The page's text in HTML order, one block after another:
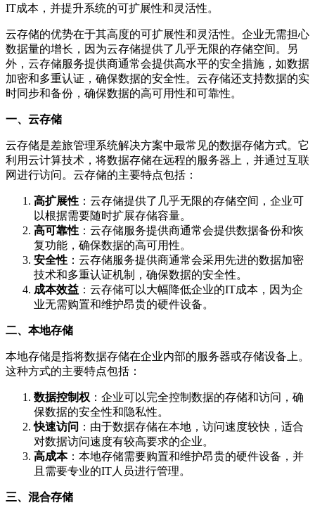
IT成本，并提升系统的可扩展性和灵活性。
云存储的优势在于其高度的可扩展性和灵活性。企业无需担心
数据量的增长，因为云存储提供了几乎无限的存储空间。另
外，云存储服务提供商通常会提供高水平的安全措施，如数据
加密和多重认证，确保数据的安全性。云存储还支持数据的实
时同步和备份，确保数据的高可用性和可靠性。
一、云存储
云存储是差旅管理系统解决方案中最常见的数据存储方式。它
利用云计算技术，将数据存储在远程的服务器上，并通过互联
网进行访问。云存储的主要特点包括：
高扩展性 ：云存储提供了几乎无限的存储空间，企业可
以根据需要随时扩展存储容量。
高可靠性 ：云存储服务提供商通常会提供数据备份和恢
复功能，确保数据的高可用性。
安全性 ：云存储服务提供商通常会采用先进的数据加密
技术和多重认证机制，确保数据的安全性。
成本效益 ：云存储可以大幅降低企业的IT成本，因为企
业无需购置和维护昂贵的硬件设备。
二、本地存储
本地存储是指将数据存储在企业内部的服务器或存储设备上。
这种方式的主要特点包括：
数据控制权 ：企业可以完全控制数据的存储和访问，确
保数据的安全性和隐私性。
快速访问 ：由于数据存储在本地，访问速度较快，适合
对数据访问速度有较高要求的企业。
高成本：本地存储需要购置和维护昂贵的硬件设备，并
且需要专业的IT人员进行管理。
三、混合存储